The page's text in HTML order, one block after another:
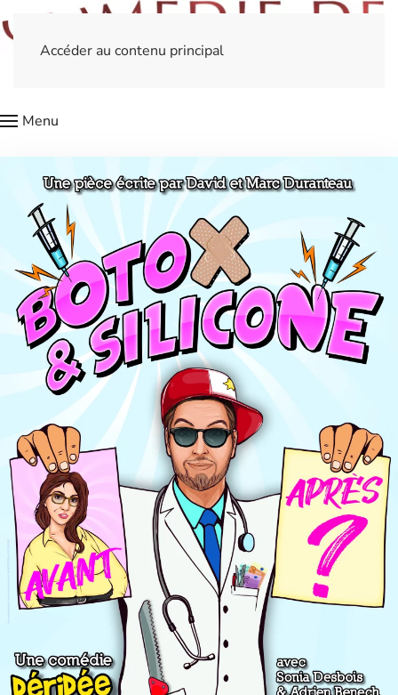
Accéder au contenu principal
Menu